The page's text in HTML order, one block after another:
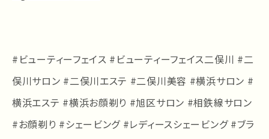
#ビューティーフェイス #ビューティーフェイス二俣川 #二
俣川サロン #二俣川エステ #二俣川美容 #横浜サロン #
横浜エステ #横浜お顔剃り #旭区サロン #相鉄線サロン
#お顔剃り #シェービング #レディースシェービング #ブラ